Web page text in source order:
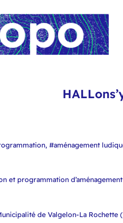
#aménagement
et programmation
de Valgelon-La Rochette